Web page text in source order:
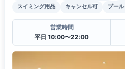
スイミング用品
キャンセル可 プール
営業時間
平日 10:00〜22:00